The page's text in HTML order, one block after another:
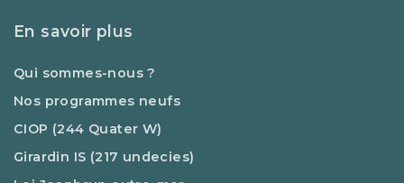
En savoir plus
Qui sommes-nous ?
Nos programmes neufs
CIOP (244 Quater W)
Girardin IS (217 undecies)